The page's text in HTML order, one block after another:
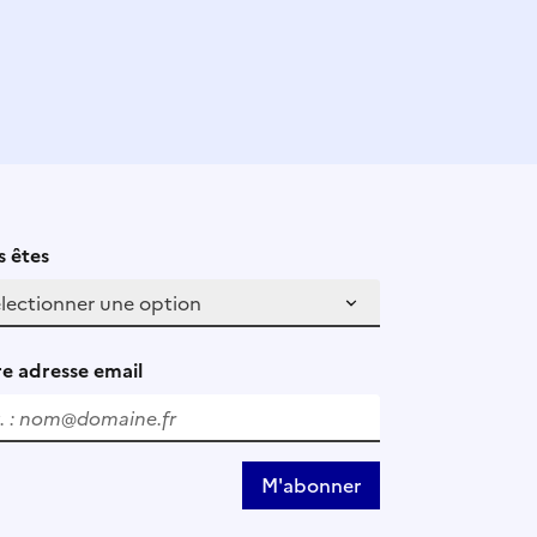
êtes
adresse email
M'abonner